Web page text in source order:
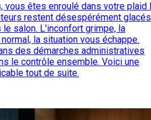
vous êtes enroulé dans votre plaid
restent désespérément
salon. L'inconfort grimpe, la
la situation vous échappe.
des démarches administratives
le contrôle ensemble. Voici une
tout de suite.